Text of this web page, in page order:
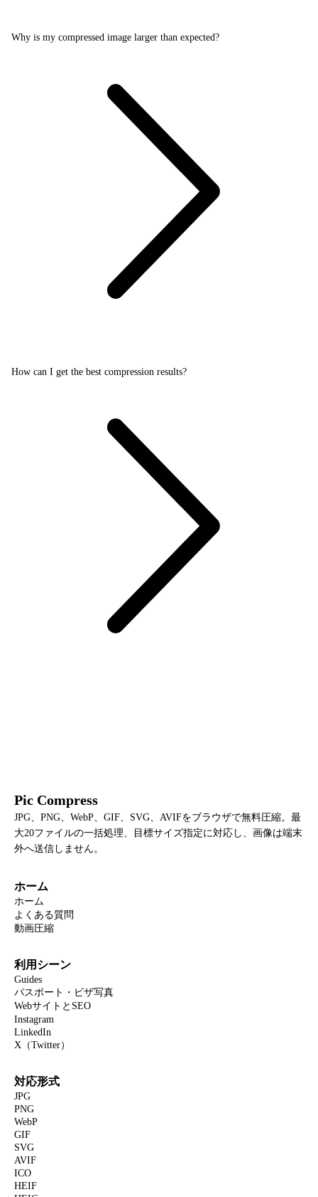
Why is my compressed image larger than expected?
How can I get the best compression results?
Pic Compress
JPG、PNG、WebP、GIF、SVG、AVIFをブラウザで無料圧縮。最
大20ファイルの一括処理、目標サイズ指定に対応し、画像は端末
外へ送信しません。
ホーム
ホーム
よくある質問
動画圧縮
利用シーン
Guides
パスポート・ビザ写真
WebサイトとSEO
Instagram
LinkedIn
X（Twitter）
対応形式
JPG
PNG
WebP
GIF
SVG
AVIF
ICO
HEIF